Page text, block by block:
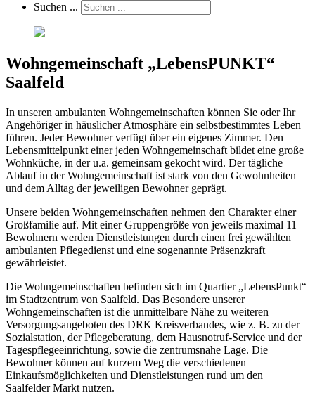
Suchen ...
Wohngemeinschaft „LebensPUNKT“
Saalfeld
In unseren ambulanten Wohngemeinschaften können Sie oder Ihr
Angehöriger in häuslicher Atmosphäre ein selbstbestimmtes Leben
führen. Jeder Bewohner verfügt über ein eigenes Zimmer. Den
Lebensmittelpunkt einer jeden Wohngemeinschaft bildet eine große
Wohnküche, in der u.a. gemeinsam gekocht wird. Der tägliche
Ablauf in der Wohngemeinschaft ist stark von den Gewohnheiten
und dem Alltag der jeweiligen Bewohner geprägt.
Unsere beiden Wohngemeinschaften nehmen den Charakter einer
Großfamilie auf. Mit einer Gruppengröße von jeweils maximal 11
Bewohnern werden Dienstleistungen durch einen frei gewählten
ambulanten Pflegedienst und eine sogenannte Präsenzkraft
gewährleistet.
Die Wohngemeinschaften befinden sich im Quartier „LebensPunkt“
im Stadtzentrum von Saalfeld. Das Besondere unserer
Wohngemeinschaften ist die unmittelbare Nähe zu weiteren
Versorgungsangeboten des DRK Kreisverbandes, wie z. B. zu der
Sozialstation, der Pflegeberatung, dem Hausnotruf-Service und der
Tagespflegeeinrichtung, sowie die zentrumsnahe Lage. Die
Bewohner können auf kurzem Weg die verschiedenen
Einkaufsmöglichkeiten und Dienstleistungen rund um den
Saalfelder Markt nutzen.